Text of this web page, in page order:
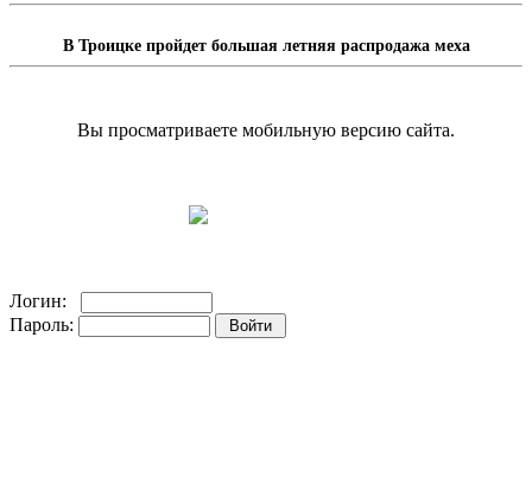
В Троицке пройдет большая летняя распродажа меха
Вы просматриваете мобильную версию сайта.
Логин:
Пароль: